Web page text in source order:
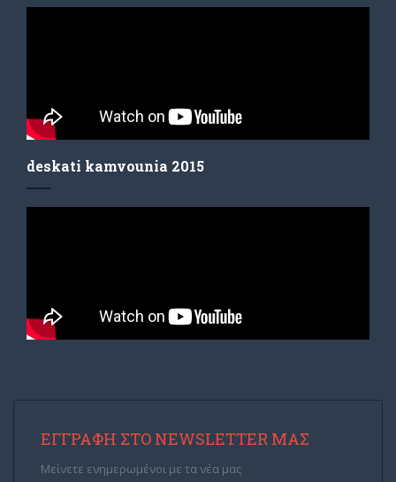
deskati kamvounia 2015
ΕΓΓΡΑΦΉ ΣΤΟ NEWSLETTER ΜΑΣ
Μείνετε ενημερωμένοι με τα νέα μας